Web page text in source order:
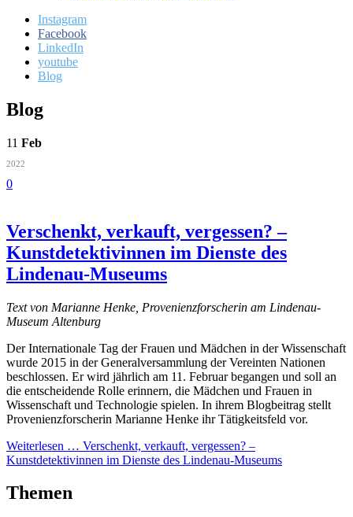
Instagram
Facebook
LinkedIn
youtube
Blog
Blog
11 Feb
2022
0
Verschenkt, verkauft, vergessen? –
Kunstdetektivinnen im Dienste des
Lindenau-Museums
Text von Marianne Henke, Provenienzforscherin am Lindenau-
Museum Altenburg
Der Internationale Tag der Frauen und Mädchen in der Wissenschaft
wurde 2015 in der Generalversammlung der Vereinten Nationen
beschlossen. Er wird jährlich am 11. Februar begangen und soll an
die entscheidende Rolle erinnern, die Mädchen und Frauen in
Wissenschaft und Technologie spielen. In ihrem Blogbeitrag stellt
Provenienzforscherin Marianne Henke ihr Tätigkeitsfeld vor.
Weiterlesen … Verschenkt, verkauft, vergessen? –
Kunstdetektivinnen im Dienste des Lindenau-Museums
Themen